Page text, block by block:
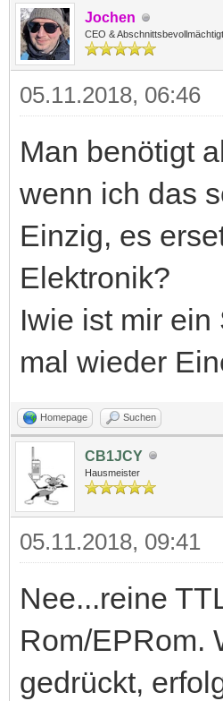
Jochen
CEO &
05.11.2018, 06:46
Man benötigt
wenn ich das
Einzig, es
Elektronik?
Iwie ist mir
mal wieder
Homepage Suchen
CB1JCY
Hausmeister
05.11.2018, 09:41
Nee...reine
Rom/EPRom.
gedrückt,